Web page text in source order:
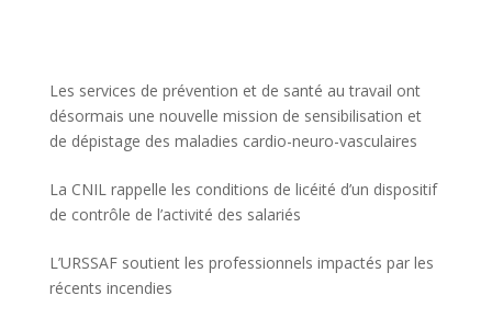
Les services de prévention et de santé au travail ont
désormais une nouvelle mission de sensibilisation et
de dépistage des maladies cardio-neuro-vasculaires
La CNIL rappelle les conditions de licéité d’un dispositif
de contrôle de l’activité des salariés
L’URSSAF soutient les professionnels impactés par les
récents incendies